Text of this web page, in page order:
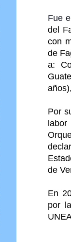
Fue
del
con
de
a:
Por
de
En
por